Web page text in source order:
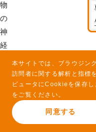
物
の
神
経
弱」
（【チ
本サイトでは、ブラウジン
訪問者に関する解析と指標
ピュータにCookieを保存し
をご覧ください。
同意する